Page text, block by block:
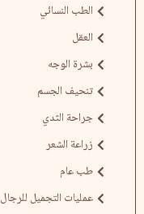
الطب النسائي
العقل
بشرة الوجه
تنحيف الجسم
جراحة الثدي
زراعة الشعر
طب عام
عمليات التجميل للرجال